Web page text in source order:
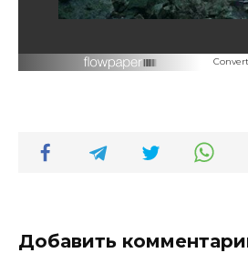
Добавить